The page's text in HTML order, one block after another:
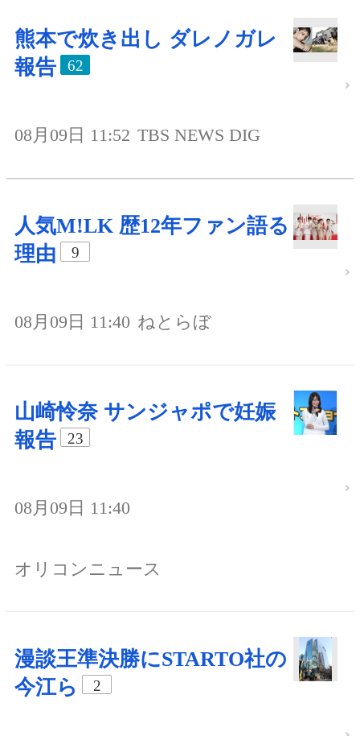
熊本で炊き出し ダレノガレ
報告
62
08月09日 11:52 TBS NEWS DIG
人気M!LK 歴12年ファン語る
理由
9
08月09日 11:40 ねとらぼ
山崎怜奈 サンジャポで妊娠
報告
23
08月09日 11:40
オリコンニュース
漫談王準決勝にSTARTO社の
今江ら
2